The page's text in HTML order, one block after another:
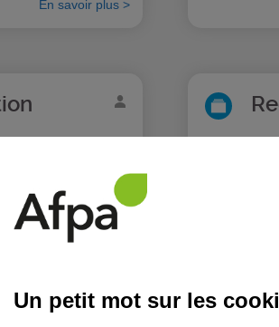
En savoir plus >
En savoir plus >
Un petit mot sur les